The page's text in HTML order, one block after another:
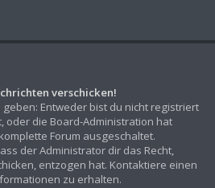
verschicken!
Entweder bist du nicht registriert
oder die Board-Administration hat
Forum ausgeschaltet.
der Administrator dir das Recht,
entzogen hat. Kontaktiere einen
zu erhalten.